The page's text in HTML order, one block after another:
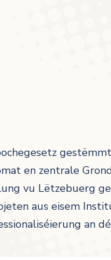
en zentrale
vu Lëtzebuerg
aus eisem
an